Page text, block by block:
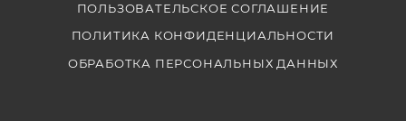
ПОЛЬЗОВАТЕЛЬСКОЕ СОГЛАШЕНИЕ
ПОЛИТИКА КОНФИДЕНЦИАЛЬНОСТИ
ОБРАБОТКА ПЕРСОНАЛЬНЫХ ДАННЫХ